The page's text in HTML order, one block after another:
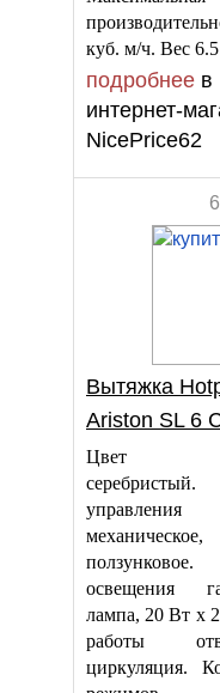
куб. м/ч. Вес 6.5
подробнее в
интернет-
NicePrice62
Вытяжка
Ariston SL 6
Цвет
управления
механическое,
освещения
лампа, 20 Вт х
работы
циркуляция.